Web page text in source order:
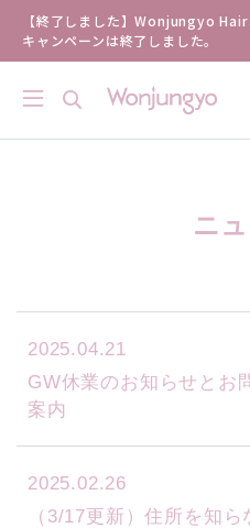
【終了しました】Wonjungyo
キャンペーンは終了しました。
ニ
2025.04.21
GW休業のお知らせとお
案内
2025.02.26
（3/17更新）住所を知